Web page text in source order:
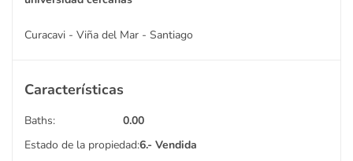
Curacavi - Viña del Mar - Santiago
Características
Baths:
0.00
Estado de la propiedad:6.- Vendida